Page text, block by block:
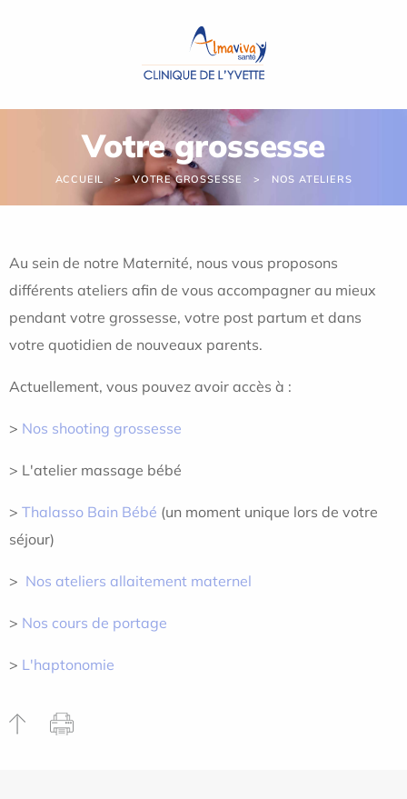
Votre grossesse
ACCUEIL VOTRE GROSSESSE NOS ATELIERS
Au sein de notre Maternité, nous vous proposons
différents ateliers afin de vous accompagner au mieux
pendant votre grossesse, votre post partum et dans
votre quotidien de nouveaux parents.
Actuellement, vous pouvez avoir accès à :
> Nos shooting grossesse
> L'atelier massage bébé
> Thalasso Bain Bébé (un moment unique lors de votre
séjour)
> Nos ateliers allaitement maternel
> Nos cours de portage
> L'haptonomie